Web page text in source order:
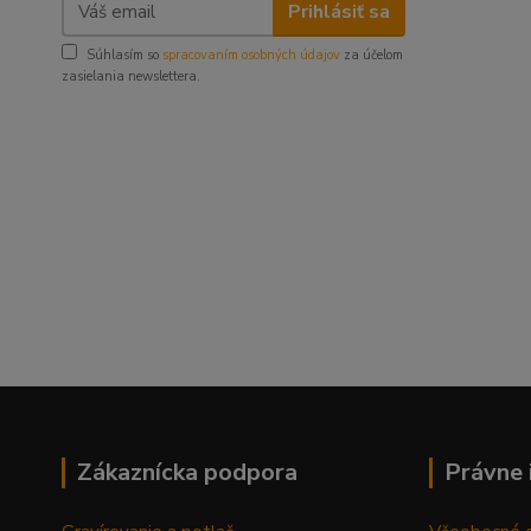
Prihlásiť sa
Súhlasím so spracovaním osobných údajov za účelom
zasielania newslettera.
Zákaznícka podpora